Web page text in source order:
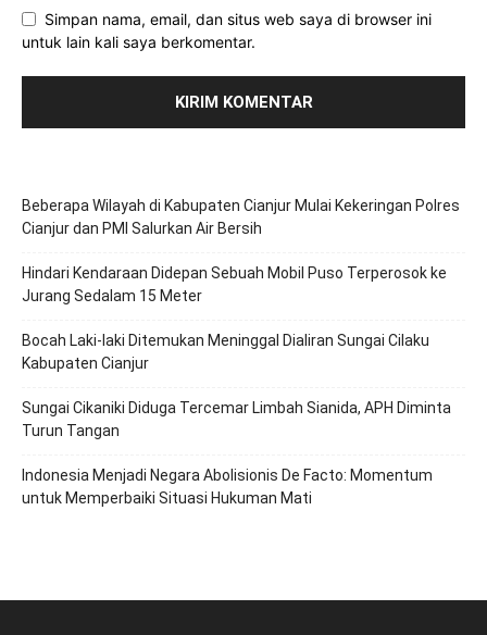
Simpan nama, email, dan situs web saya di browser ini
untuk lain kali saya berkomentar.
Beberapa Wilayah di Kabupaten Cianjur Mulai Kekeringan Polres
Cianjur dan PMI Salurkan Air Bersih
Hindari Kendaraan Didepan Sebuah Mobil Puso Terperosok ke
Jurang Sedalam 15 Meter
Bocah Laki-laki Ditemukan Meninggal Dialiran Sungai Cilaku
Kabupaten Cianjur
Sungai Cikaniki Diduga Tercemar Limbah Sianida, APH Diminta
Turun Tangan
‎Indonesia Menjadi Negara Abolisionis De Facto: Momentum
untuk Memperbaiki Situasi Hukuman Mati